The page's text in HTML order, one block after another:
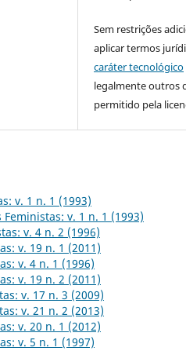
Sem restrições
aplicar termos
caráter tecnológico
legalmente outros
permitido pela
v. 1 n. 1 (1993)
Feministas: v. 1 n. 1 (1993)
v. 4 n. 2 (1996)
v. 19 n. 1 (2011)
v. 4 n. 1 (1996)
v. 19 n. 2 (2011)
v. 17 n. 3 (2009)
v. 21 n. 2 (2013)
v. 20 n. 1 (2012)
v. 5 n. 1 (1997)